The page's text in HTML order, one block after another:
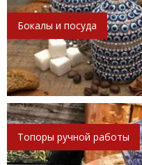
Бокалы и посуда
Топоры ручной работы